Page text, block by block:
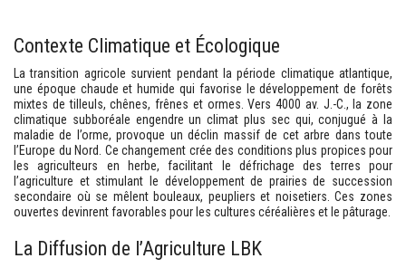
Contexte Climatique et Écologique
La transition agricole survient pendant la période climatique atlantique,
une époque chaude et humide qui favorise le développement de forêts
mixtes de tilleuls, chênes, frênes et ormes. Vers 4000 av. J.-C., la zone
climatique subboréale engendre un climat plus sec qui, conjugué à la
maladie de l’orme, provoque un déclin massif de cet arbre dans toute
l’Europe du Nord. Ce changement crée des conditions plus propices pour
les agriculteurs en herbe, facilitant le défrichage des terres pour
l’agriculture et stimulant le développement de prairies de succession
secondaire où se mêlent bouleaux, peupliers et noisetiers. Ces zones
ouvertes devinrent favorables pour les cultures céréalières et le pâturage.
La Diffusion de l’Agriculture LBK